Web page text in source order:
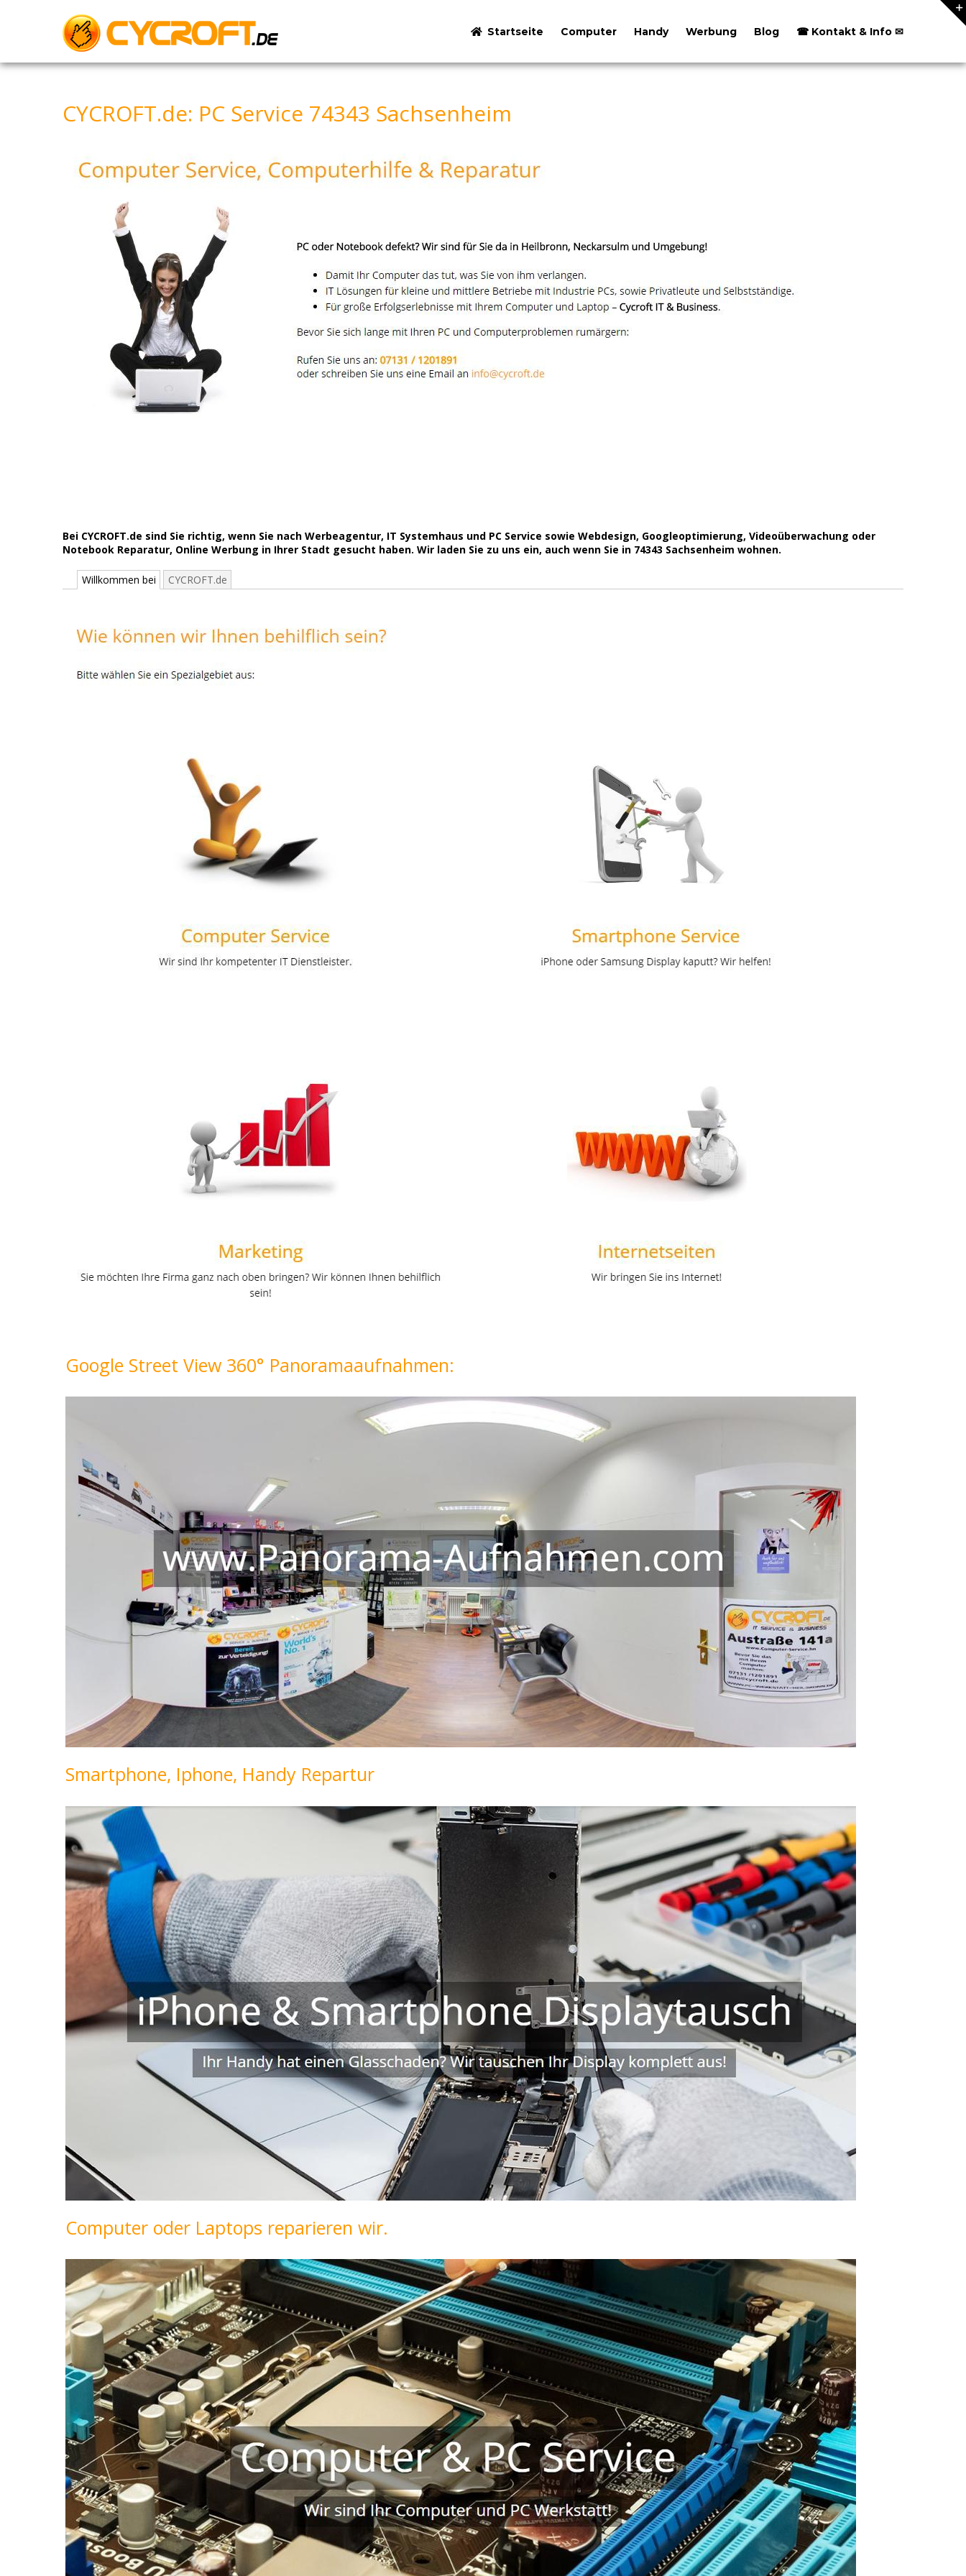
Startseite Computer Handy Werbung Blog ☎ Kontakt & Info ✉
CYCROFT.de: PC Service 74343 Sachsenheim
Bei CYCROFT.de sind Sie richtig, wenn Sie nach Werbeagentur, IT Systemhaus und PC Service sowie Webdesign, Googleoptimierung, Videoüberwachung oder
Notebook Reparatur, Online Werbung in Ihrer Stadt gesucht haben. Wir laden Sie zu uns ein, auch wenn Sie in 74343 Sachsenheim wohnen.
Willkommen bei CYCROFT.de
Google Street View 360° Panoramaaufnahmen:
Smartphone, Iphone, Handy Repartur
Computer oder Laptops reparieren wir.